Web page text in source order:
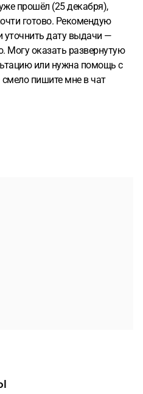
прошёл (25 декабря),
готово. Рекомендую
уточнить дату выдачи —
Могу оказать развернутую
или нужна помощь с
пишите мне в чат